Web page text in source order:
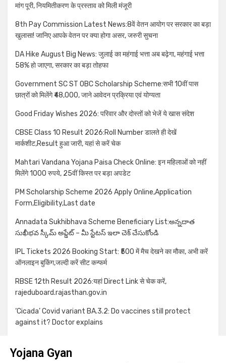
मांग पूरी, नियमितीकरण के प्रस्ताव को मिली मंजूरी
8th Pay Commission Latest News:8वें वेतन आयोग पर सरकार का बड़ा
खुलासा! जानिए आपके वेतन पर क्या होगा असर, जरुरी सुचना
DA Hike August Big News: जुलाई का महंगाई भत्ता अब बढ़ेगा, महंगाई भत्ता
58% हो जाएगा, सरकार का बड़ा तोहफा
Government SC ST OBC Scholarship Scheme:सभी 10वीं पास
छात्रों को मिलेंगे ₹48,000, जाने आवेदन प्रक्रिया एवं योग्यता
Good Friday Wishes 2026: परिवार और दोस्तों को भेजें ये खास संदेश
CBSE Class 10 Result 2026:Roll Number डालते ही देखें
मार्कशीट,Result हुआ जारी, यहां से करें चेक
Mahtari Vandana Yojana Paisa Check Online: इन महिलाओं को नहीं
मिलेंगे 1000 रुपये, 25वीं किस्त पर बड़ा अपडेट
PM Scholarship Scheme 2026 Apply Online,Application
Form,Eligibility,Last date
Annadata Sukhibhava Scheme Beneficiary List:అన్నదాత
సుఖీభవ స్కీమ్ అప్డేట్ – మీ స్టేటస్ ఇలా చెక్ చేసుకోండి
IPL Tickets 2026 Booking Start: ₹500 में मैच देखने का मौका, अभी करें
ऑनलाइन बुकिंग,जल्दी करें सीट कन्फर्म
RBSE 12th Result 2026:यहां Direct Link से चेक करें,
rajeduboard.rajasthan.gov.in
‘Cicada’ Covid variant BA.3.2: Do vaccines still protect
against it? Doctor explains
Yojana Gyan